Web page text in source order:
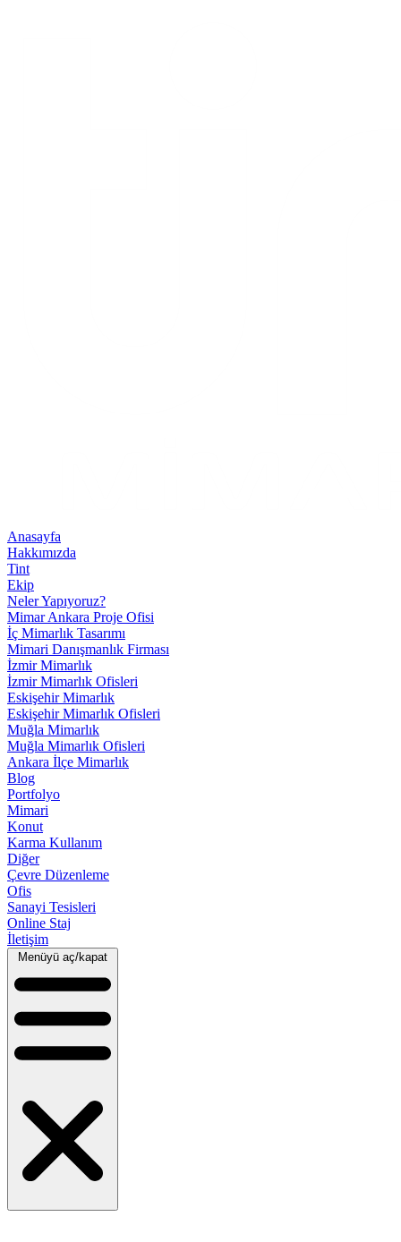
Anasayfa
Hakkımızda
Tint
Ekip
Neler Yapıyoruz?
Mimar Ankara Proje Ofisi
İç Mimarlık Tasarımı
Mimari Danışmanlık Firması
İzmir Mimarlık
İzmir Mimarlık Ofisleri
Eskişehir Mimarlık
Eskişehir Mimarlık Ofisleri
Muğla Mimarlık
Muğla Mimarlık Ofisleri
Ankara İlçe Mimarlık
Blog
Portfolyo
Mimari
Konut
Karma Kullanım
Diğer
Çevre Düzenleme
Ofis
Sanayi Tesisleri
Online Staj
İletişim
Menüyü aç/kapat